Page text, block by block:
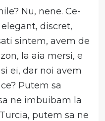
Nu, nene. Ce-
discret,
sintem, avem de
la aia mersi, e
ei, dar noi avem
Putem sa
ne imbuibam la
putem sa ne